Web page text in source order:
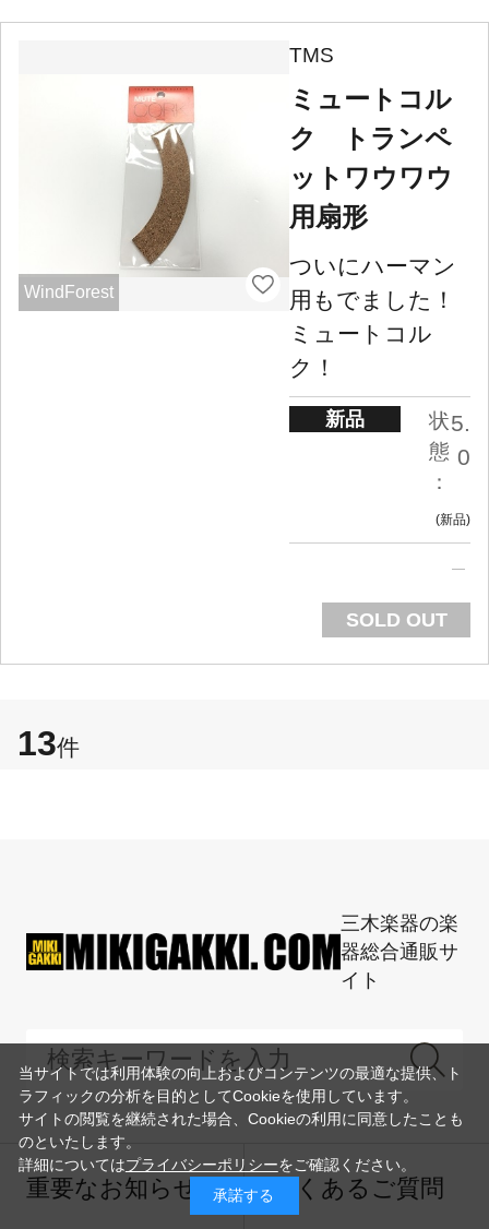
WindForest
TMS
ミュートコル
ク トランペ
ットワウワウ
用扇形
ついにハーマン
用もでました！
ミュートコル
ク！
新品
状
態
：
5.
0
新品
SOLD OUT
13件
三木楽器の楽
器総合通販サ
イト
重要なお知らせ よくあるご質問
当サイトでは利用体験の向上およびコンテンツの最適な提供、ト
ラフィックの分析を目的としてCookieを使用しています。
サイトの閲覧を継続された場合、Cookieの利用に同意したことも
のといたします。
詳細についてはプライバシーポリシーをご確認ください。
承諾する